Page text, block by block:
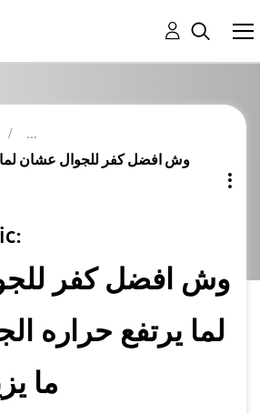
وش افضل كفر
لما يرتفع حراره
ما